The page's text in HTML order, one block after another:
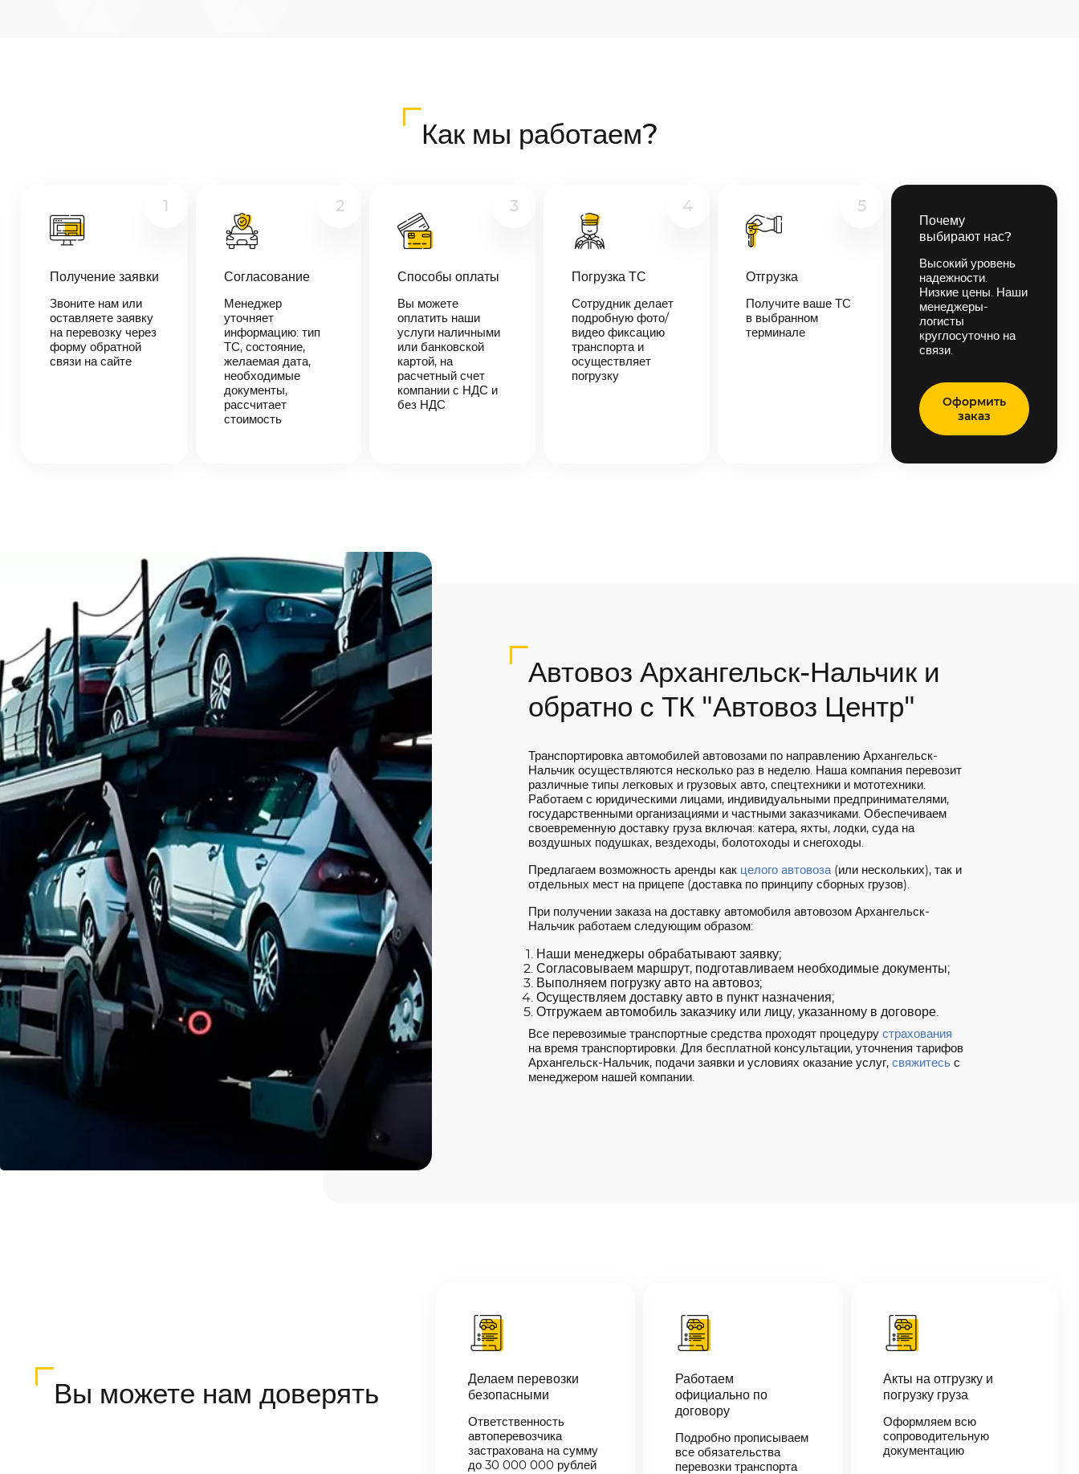
минут наш
логист
свяжется с
вами,
согласует
детали
Как мы работаем?
1
Получение заявки
Звоните нам или
оставляете заявку
на перевозку через
форму обратной
связи на сайте
2
Согласование
Менеджер
уточняет
информацию: тип
ТС, состояние,
желаемая дата,
необходимые
документы,
рассчитает
стоимость
3
Способы оплаты
Вы можете
оплатить наши
услуги наличными
или банковской
картой, на
расчетный счет
компании с НДС и
без НДС
4
Погрузка ТС
Сотрудник делает
подробную фото/
видео фиксацию
транспорта и
осуществляет
погрузку
5
Отгрузка
Получите ваше ТС
в выбранном
терминале
Почему
выбирают нас?
Высокий уровень
надежности.
Низкие цены. Наши
менеджеры-
логисты
круглосуточно на
связи.
Оформить
заказ
Автовоз Архангельск-Нальчик и
обратно с ТК "Автовоз Центр"
Транспортировка автомобилей автовозами по направлению Архангельск-
Нальчик осуществляются несколько раз в неделю. Наша компания перевозит
различные типы легковых и грузовых авто, спецтехники и мототехники.
Работаем с юридическими лицами, индивидуальными предпринимателями,
государственными организациями и частными заказчиками. Обеспечиваем
своевременную доставку груза включая: катера, яхты, лодки, суда на
воздушных подушках, вездеходы, болотоходы и снегоходы.
Предлагаем возможность аренды как целого автовоза(или нескольких), так и
отдельных мест на прицепе (доставка по принципу сборных грузов).
При получении заказа на доставку автомобиля автовозом Архангельск-
Нальчик работаем следующим образом:
Наши менеджеры обрабатывают заявку;
Согласовываем маршрут, подготавливаем необходимые документы;
Выполняем погрузку авто на автовоз;
Осуществляем доставку авто в пункт назначения;
Отгружаем автомобиль заказчику или лицу, указанному в договоре.
Все перевозимые транспортные средства проходят процедуру страхования
на время транспортировки. Для бесплатной консультации, уточнения тарифов
Архангельск-Нальчик, подачи заявки и условиях оказание услуг, свяжитесьс
менеджером нашей компании.
Вы можете нам доверять
Делаем перевозки
безопасными
Ответственность
автоперевозчика
застрахована на сумму
до 30 000 000 рублей
Работаем
официально по
договору
Подробно прописываем
все обязательства
перевозки транспорта
Акты на отгрузку и
погрузку груза
Оформляем всю
сопроводительную
документацию